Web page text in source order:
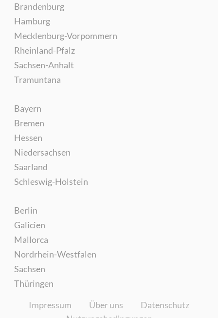
Brandenburg
Hamburg
Mecklenburg-Vorpommern
Rheinland-Pfalz
Sachsen-Anhalt
Tramuntana
Bayern
Bremen
Hessen
Niedersachsen
Saarland
Schleswig-Holstein
Berlin
Galicien
Mallorca
Nordrhein-Westfalen
Sachsen
Thüringen
Impressum Über uns
Datenschutz